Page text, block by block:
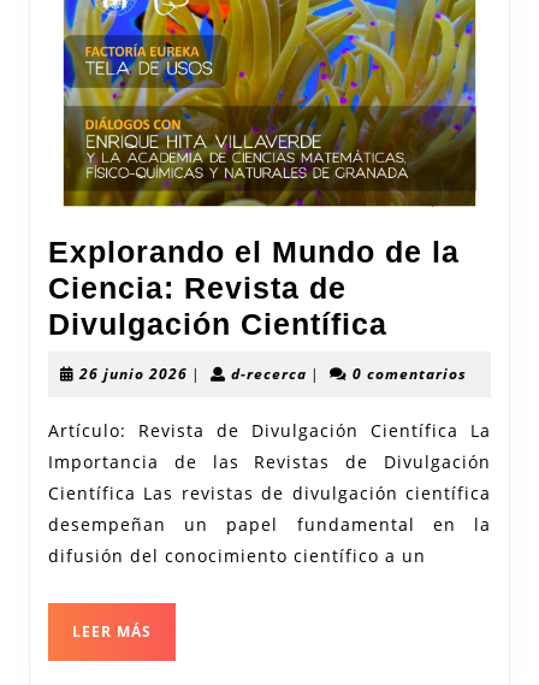
Explorando el Mundo de la
Ciencia: Revista de
Divulgación Científica
de
la
Ciencia:
Revista
26 junio 2026 26| d-recercad-| 0 comentarios
Artículo: Revista de Divulgación Científica La
Importancia de las Revistas de Divulgación
Científica Las revistas de divulgación científica
desempeñan un papel fundamental en la
difusión del conocimiento científico a un
LEER MÁS